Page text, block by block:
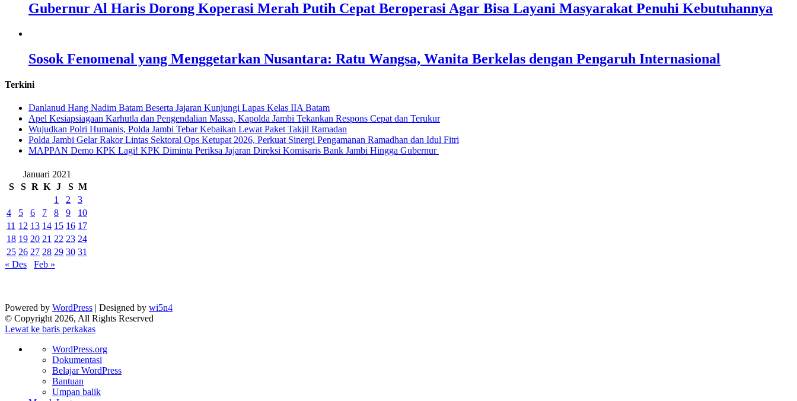
Gubernur Al Haris Dorong Koperasi Merah Putih Cepat Beroperasi Agar Bisa Layani Masyarakat Penuhi Kebutuhannya
Sosok Fenomenal yang Menggetarkan Nusantara: Ratu Wangsa, Wanita Berkelas dengan Pengaruh Internasional
Terkini
Danlanud Hang Nadim Batam Beserta Jajaran Kunjungi Lapas Kelas IIA Batam
Apel Kesiapsiagaan Karhutla dan Pengendalian Massa, Kapolda Jambi Tekankan Respons Cepat dan Terukur
Wujudkan Polri Humanis, Polda Jambi Tebar Kebaikan Lewat Paket Takjil Ramadan
Polda Jambi Gelar Rakor Lintas Sektoral Ops Ketupat 2026, Perkuat Sinergi Pengamanan Ramadhan dan Idul Fitri
‎MAPPAN Demo KPK Lagi! KPK Diminta Periksa Jajaran Direksi Komisaris Bank Jambi Hingga Gubernur ‎
Januari 2021
S
S R K J S M
1
2
3
4
5 6 7 8 9
10
11 12 13 14 15 16 17
18 19 20 21 22 23 24
25 26 27 28 29 30 31
« Des
Feb »
Powered by WordPress | Designed by wi5n4
© Copyright 2026, All Rights Reserved
Lewat ke baris perkakas
Tentang
WordPress
WordPress.org
Dokumentasi
Belajar WordPress
Bantuan
Umpan balik